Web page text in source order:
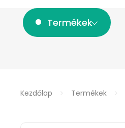
Termékek
Kezdőlap Termékek